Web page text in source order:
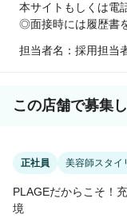
本サイトもしくは電
◎面接時には履歴書
担当者名：採用担当
この店舗で募集
正社員 美容師スタイ
PLAGEだからこそ！
境